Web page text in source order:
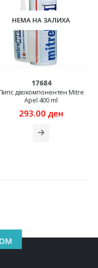
НЕМА НА ЗАЛИХА
17684
двокомпонентен Mitre
Apel 400 ml
293.00 ден